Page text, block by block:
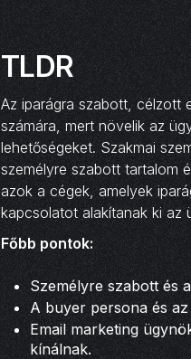
TLDR
Az iparágra szabott, célzott
számára, mert növelik az
lehetőségeket. Szakmai
személyre szabott tartalom
azok a cégek, amelyek
kapcsolatot alakítanak ki az
Főbb pontok:
Személyre szabott és
A buyer persona és
Email marketing
kínálnak.